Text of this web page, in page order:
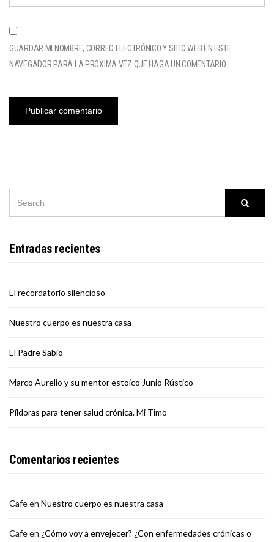
GUARDAR MI NOMBRE, CORREO ELECTRÓNICO Y SITIO WEB EN ESTE
NAVEGADOR PARA LA PRÓXIMA VEZ QUE HAGA UN COMENTARIO.
Entradas recientes
El recordatorio silencioso
Nuestro cuerpo es nuestra casa
El Padre Sabio
Marco Aurelio y su mentor estoico Junio Rústico
Píldoras para tener salud crónica. Mi Timo
Comentarios recientes
Cafeen Nuestro cuerpo es nuestra casa
Cafeen ¿Cómo voy a envejecer? ¿Con enfermedades crónicas o